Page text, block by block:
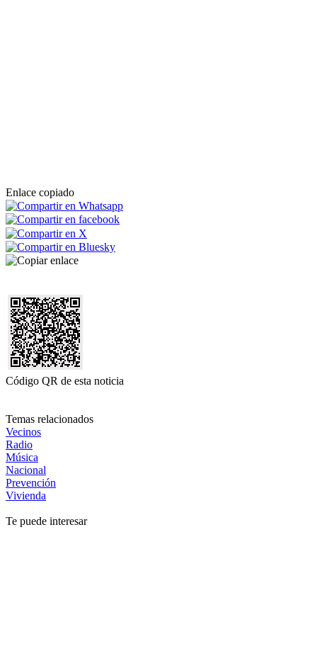
Enlace copiado
Código QR de esta noticia
Temas relacionados
Vecinos
Radio
Música
Nacional
Prevención
Vivienda
Te puede interesar